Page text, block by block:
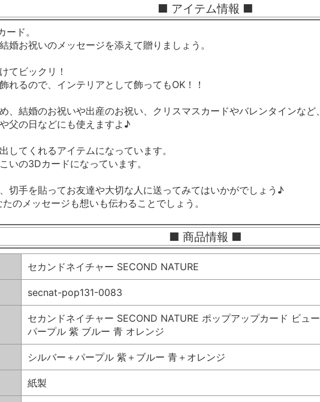
■ アイテム情報 ■
ド。
婚お祝いのメッセージを添えて贈りましょう。
てビックリ！
れるので、インテリアとして飾ってもOK！！
、結婚のお祝いや出産のお祝い、クリスマスカードやバレンタインな
父の日などにも使えますよ♪
してくれるアイテムになっています。
いの3Dカードになっています。
切手を貼ってお友達や大切な人に送ってみてはいかがでしょう♪
のメッセージも想いも伝わることでしょう。
■ 商品情報 ■
セカンドネイチャー SECOND NATURE
secnat-pop131-0083
セカンドネイチャー SECOND NATURE ポップアップカード ビュ
パープル 紫 ブルー 青 オレンジ
シルバー＋パープル 紫＋ブルー 青＋オレンジ
紙製